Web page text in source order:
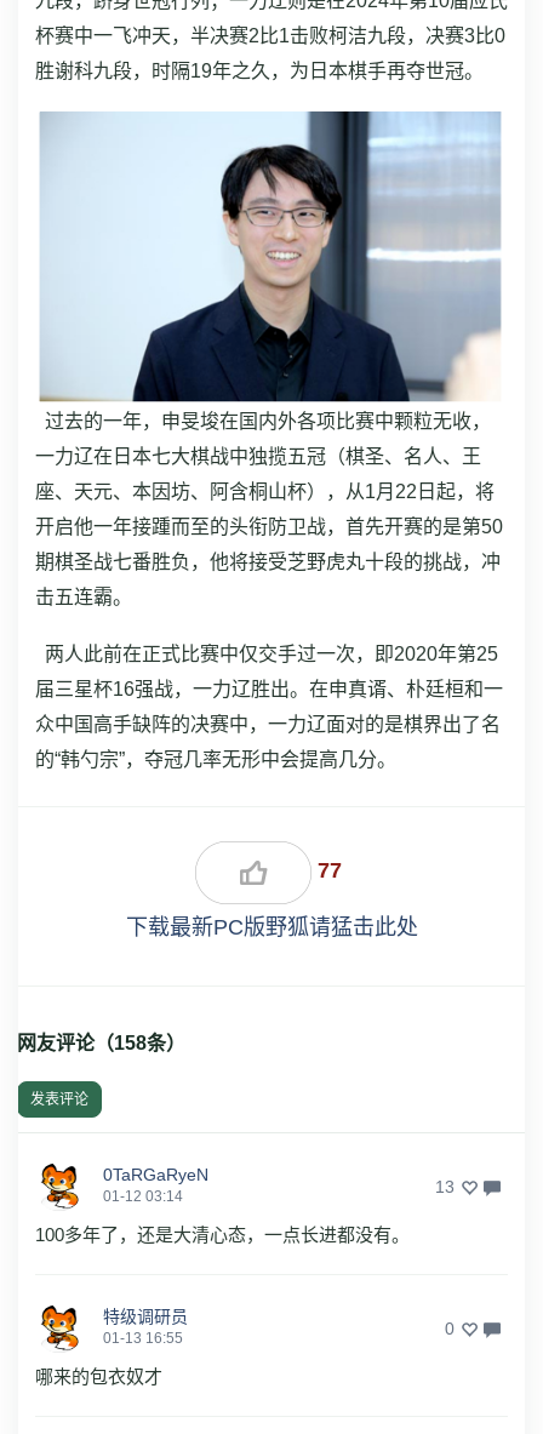
杯赛中一飞冲天，半决赛2比1击败柯洁九段，决赛3比0
胜谢科九段，时隔19年之久，为日本棋手再夺世冠。
过去的一年，申旻埈在国内外各项比赛中颗粒无收，
一力辽在日本七大棋战中独揽五冠（棋圣、名人、王
座、天元、本因坊、阿含桐山杯），从1月22日起，将
开启他一年接踵而至的头衔防卫战，首先开赛的是第50
期棋圣战七番胜负，他将接受芝野虎丸十段的挑战，冲
击五连霸。
两人此前在正式比赛中仅交手过一次，即2020年第25
届三星杯16强战，一力辽胜出。在申真谞、朴廷桓和一
众中国高手缺阵的决赛中，一力辽面对的是棋界出了名
的“韩勺宗”，夺冠几率无形中会提高几分。
77
下载最新PC版野狐请猛击此处
网友评论（158条）
发表评论
0TaRGaRyeN
01-12 03:14 13
100多年了，还是大清心态，一点长进都没有。
特级调研员
01-13 16:55 0
哪来的包衣奴才